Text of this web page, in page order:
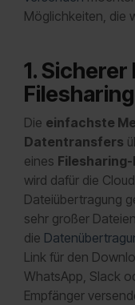
Möglichkeiten, die
1.
Die einfachste
Datentransfers
eines
wird dafür die
Dateiübertragung
sehr großer
die
Link für den
WhatsApp, Slack
Empfänger